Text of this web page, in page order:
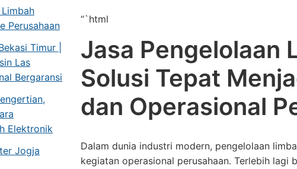
Perusahaan
Timur |
Las
Bergaransi
Elektronik
Jogja
“`html
Jasa Pengelolaan
Solusi Tepat
dan Operasional
Dalam dunia industri modern, pengelolaan
kegiatan operasional perusahaan. Terlebih lagi